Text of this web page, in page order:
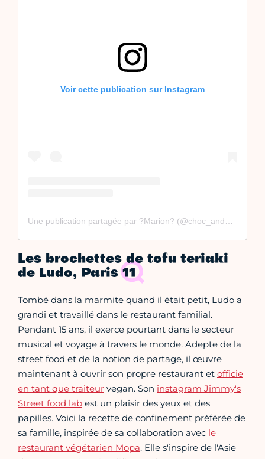
Voir cette publication sur Instagram
Les brochettes de tofu teriaki
de Ludo, Paris 11
Tombé dans la marmite quand il était petit, Ludo a
grandi et travaillé dans le restaurant familial.
Pendant 15 ans, il exerce pourtant dans le secteur
musical et voyage à travers le monde. Adepte de la
street food et de la notion de partage, il œuvre
maintenant à ouvrir son propre restaurant et officie
en tant que traiteur vegan. Son instagram Jimmy's
Street food lab est un plaisir des yeux et des
papilles. Voici la recette de confinement préférée de
sa famille, inspirée de sa collaboration avec le
restaurant végétarien Mopa. Elle s'inspire de l'Asie